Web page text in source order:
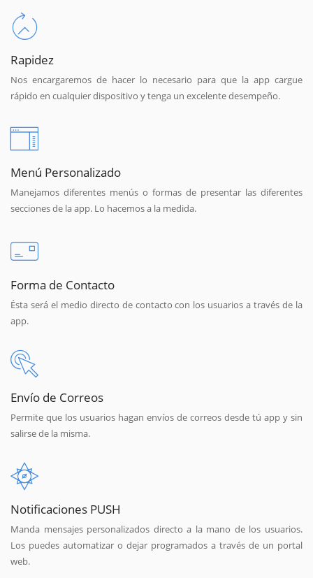
Rapidez
Nos encargaremos de hacer lo necesario para que la app cargue
rápido en cualquier dispositivo y tenga un excelente desempeño.
Menú Personalizado
Manejamos diferentes menús o formas de presentar las diferentes
secciones de la app. Lo hacemos a la medida.
Forma de Contacto
Ésta será el medio directo de contacto con los usuarios a través de la
app.
Envío de Correos
Permite que los usuarios hagan envíos de correos desde tú app y sin
salirse de la misma.
Notificaciones PUSH
Manda mensajes personalizados directo a la mano de los usuarios.
Los puedes automatizar o dejar programados a través de un portal
web.